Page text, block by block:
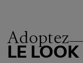
Adoptez
LE LOOK